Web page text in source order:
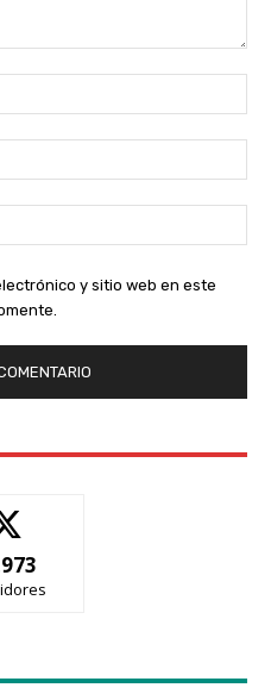
y sitio web en este